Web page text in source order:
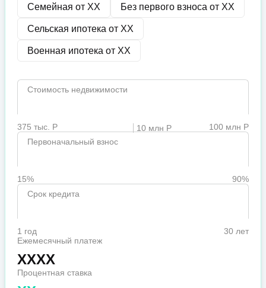
Семейная от XX Без первого взноса от XX
Сельская ипотека от XX
Военная ипотека от XX
Стоимость недвижимости
375 тыс. Р 10 млн Р
100 млн Р
Первоначальный взнос
15%
90%
Срок кредита
1 год
30 лет
Ежемесячный платеж
XXXX
Процентная ставка